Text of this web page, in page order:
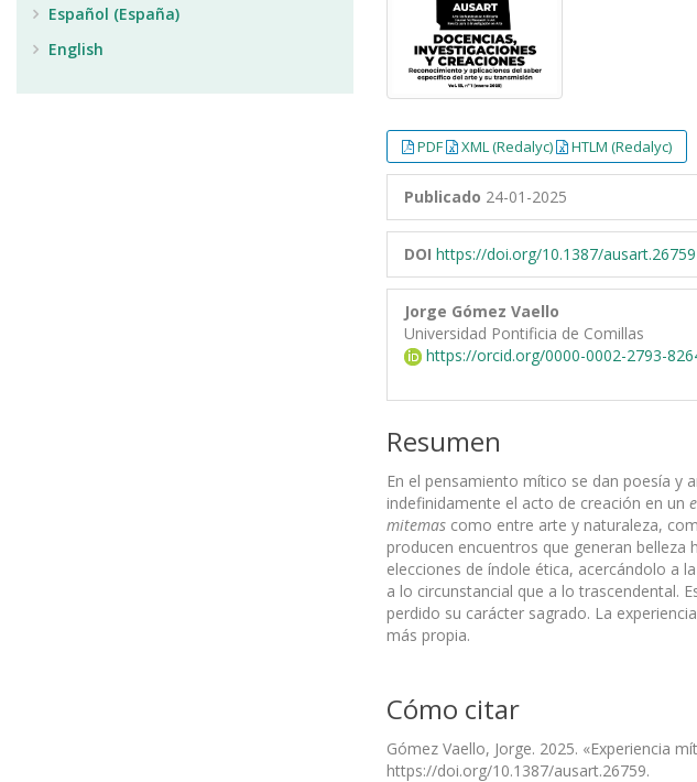
PDF XML (Redalyc) HTLM (Redalyc)
Publicado 24-01-2025
DOI https://doi.org/10.1387/ausart.26759
Jorge Gómez Vaello
Universidad Pontificia de Comillas
https://orcid.org/0000-0002-2793-
Resumen
En el pensamiento mítico se dan poesía y
indefinidamente el acto de creación en un
mitemas como entre arte y naturaleza,
producen encuentros que generan
elecciones de índole ética, acercándolo a
a lo circunstancial que a lo trascendental.
perdido su carácter sagrado. La
más propia.
Cómo citar
Gómez Vaello, Jorge. 2025. «Experiencia
https://doi.org/10.1387/ausart.26759.
Español (España)
English